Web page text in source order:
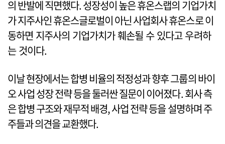
의 반발에 직면했다. 성장성이 높은 휴온스랩의 기업가치
가 지주사인 휴온스글로벌이 아닌 사업회사 휴온스로 이
동하면 지주사의 기업가치가 훼손될 수 있다고 우려하
는 것이다.
이날 현장에서는 합병 비율의 적정성과 향후 그룹의 바이
오 사업 성장 전략 등을 둘러싼 질문이 이어졌다. 회사 측
은 합병 구조와 재무적 배경, 사업 전략 등을 설명하며 주
주들과 의견을 교환했다.